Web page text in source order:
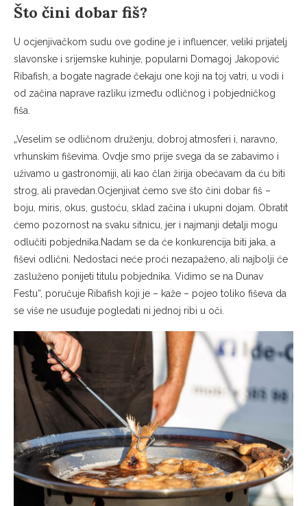
Što čini dobar fiš?
U ocjenjivačkom sudu ove godine je i influencer, veliki prijatelj
slavonske i srijemske kuhinje, popularni Domagoj Jakopović
Ribafish, a bogate nagrade čekaju one koji na toj vatri, u vodi i
od začina naprave razliku između odličnog i pobjedničkog
fiša.
„Veselim se odličnom druženju, dobroj atmosferi i, naravno,
vrhunskim fiševima. Ovdje smo prije svega da se zabavimo i
uživamo u gastronomiji, ali kao član žirija obećavam da ću biti
strog, ali pravedan.Ocjenjivat ćemo sve što čini dobar fiš –
boju, miris, okus, gustoću, sklad začina i ukupni dojam. Obratit
ćemo pozornost na svaku sitnicu, jer i najmanji detalji mogu
odlučiti pobjednika.Nadam se da će konkurencija biti jaka, a
fiševi odlični. Nedostaci neće proći nezapaženo, ali najbolji će
zasluženo ponijeti titulu pobjednika. Vidimo se na Dunav
Festu“, poručuje Ribafish koji je – kaže – pojeo toliko fiševa da
se više ne usuđuje pogledati ni jednoj ribi u oči.